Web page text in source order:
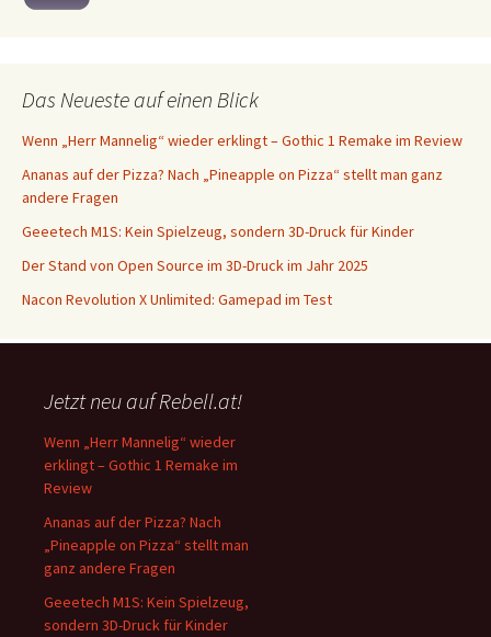
Das Neueste auf einen Blick
Wenn „Herr Mannelig“ wieder erklingt – Gothic 1 Remake im Review
Ananas auf der Pizza? Nach „Pineapple on Pizza“ stellt man ganz
andere Fragen
Geeetech M1S: Kein Spielzeug, sondern 3D-Druck für Kinder
Der Stand von Open Source im 3D-Druck im Jahr 2025
Nacon Revolution X Unlimited: Gamepad im Test
Jetzt neu auf Rebell.at!
Wenn „Herr Mannelig“ wieder
erklingt – Gothic 1 Remake im
Review
Ananas auf der Pizza? Nach
„Pineapple on Pizza“ stellt man
ganz andere Fragen
Geeetech M1S: Kein Spielzeug,
sondern 3D-Druck für Kinder